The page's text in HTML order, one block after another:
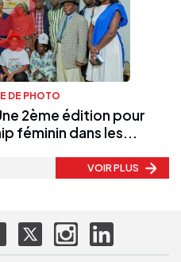
DE PHOTO
2ème édition pour
féminin dans les...
VOIR PLUS